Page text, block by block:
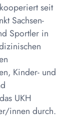
seit
Sachsen-
Sportler in
Kinder- und
UKH
innen durch.